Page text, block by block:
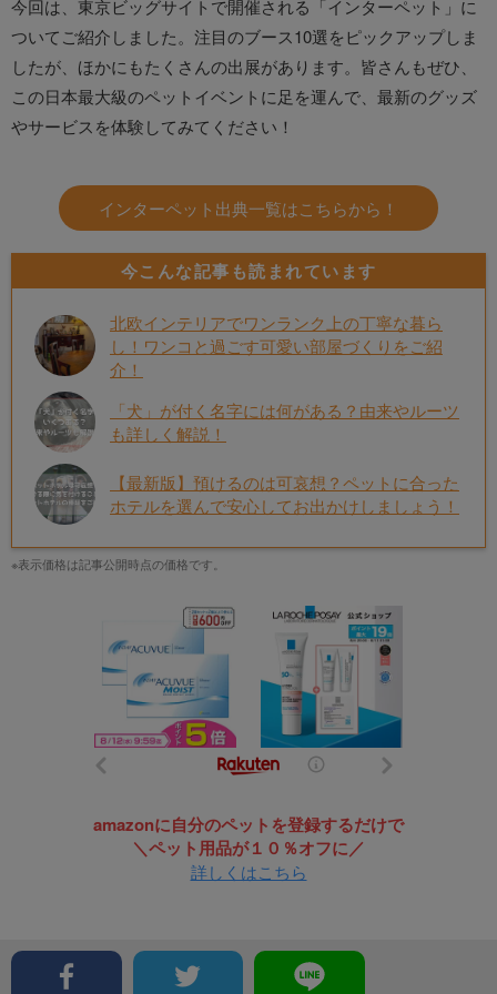
今回は、東京ビッグサイトで開催される「インターペット」に
ついてご紹介しました。注目のブース10選をピックアップしま
したが、ほかにもたくさんの出展があります。皆さんもぜひ、
この日本最大級のペットイベントに足を運んで、最新のグッズ
やサービスを体験してみてください！
インターペット出典一覧はこちらから！
今こんな記事も読まれています
北欧インテリアでワンランク上の丁寧な暮ら
し！ワンコと過ごす可愛い部屋づくりをご紹
介！
「犬」が付く名字には何がある？由来やルーツ
も詳しく解説！
【最新版】預けるのは可哀想？ペットに合った
ホテルを選んで安心してお出かけしましょう！
※表示価格は記事公開時点の価格です。
amazonに自分のペットを登録するだけで
＼ペット用品が１０％オフに／
詳しくはこちら